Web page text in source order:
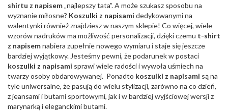
shirtu z napisem „najlepszy tata”. A może szukasz sposobu na
wyznanie miłosne? Koszulki z napisami dedykowanymi na
walentynki również znajdziesz w naszym sklepie! Co więcej, wiele
wzorów nadruków ma możliwość personalizacji, dzięki czemu t-shirt
z napisemnabiera zupełnie nowego wymiaru i staje się jeszcze
bardziej wyjątkowy. Jesteśmy pewni, że podarunek w postaci
koszulki z napisami sprawi wiele radości i wywoła uśmiech na
twarzy osoby obdarowywanej. Ponadto koszulki z napisami są na
tyle uniwersalne, że pasują do wielu stylizacji, zarówno na co dzień,
z jeansami i butami sportowymi, jak i w bardziej wyjściowej wersji z
marynarką i eleganckimi butami.